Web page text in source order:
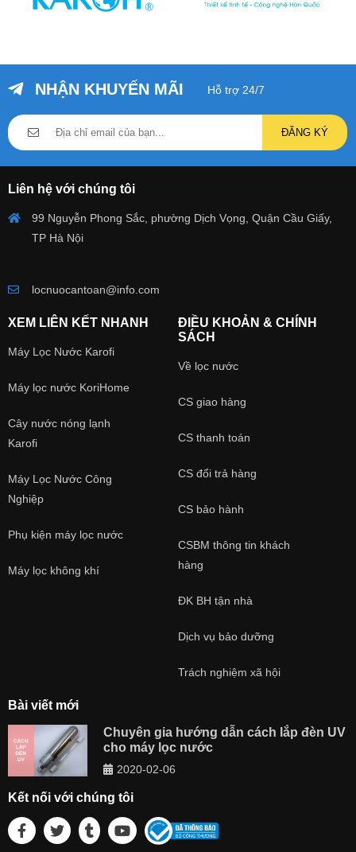
NHẬN KHUYẾN MÃI Hỗ trợ 24/7
ĐĂNG KÝ
Liên hệ với chúng tôi
99 Nguyễn Phong Sắc, phường Dịch Vọng, Quận Cầu Giấy,
TP Hà Nội
locnuocantoan@info.com
XEM LIÊN KẾT NHANH
Máy Lọc Nước Karofi
Máy lọc nước KoriHome
Cây nước nóng lạnh
Karofi
Máy Lọc Nước Công
Nghiệp
Phụ kiện máy lọc nước
Máy lọc không khí
ĐIỀU KHOẢN & CHÍNH
SÁCH
Về lọc nước
CS giao hàng
CS thanh toán
CS đổi trả hàng
CS bảo hành
CSBM thông tin khách
hàng
ĐK BH tận nhà
Dịch vụ bảo dưỡng
Trách nghiệm xã hội
Bài viết mới
Chuyên gia hướng dẫn cách lắp đèn UV
cho máy lọc nước
2020-02-06
Kết nối với chúng tôi